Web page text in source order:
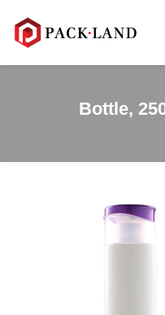
Bottle,